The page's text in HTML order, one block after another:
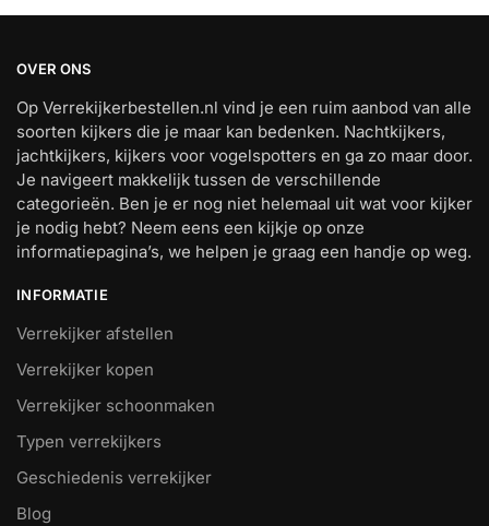
OVER ONS
Op Verrekijkerbestellen.nl vind je een ruim aanbod van alle
soorten kijkers die je maar kan bedenken. Nachtkijkers,
jachtkijkers, kijkers voor vogelspotters en ga zo maar door.
Je navigeert makkelijk tussen de verschillende
categorieën. Ben je er nog niet helemaal uit wat voor kijker
je nodig hebt? Neem eens een kijkje op onze
informatiepagina’s, we helpen je graag een handje op weg.
INFORMATIE
Verrekijker afstellen
Verrekijker kopen
Verrekijker schoonmaken
Typen verrekijkers
Geschiedenis verrekijker
Blog